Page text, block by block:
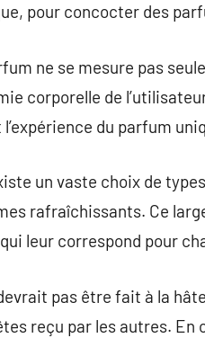
pour concocter des
ne se mesure pas
corporelle de
du parfum
un vaste choix de
rafraîchissants. Ce
leur correspond pour
pas être fait à la
reçu par les autres.